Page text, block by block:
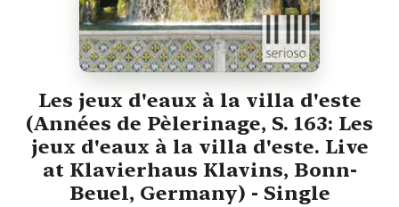
Les jeux d'eaux à la villa d'este
(Années de Pèlerinage, S. 163: Les
jeux d'eaux à la villa d'este. Live
at Klavierhaus Klavins, Bonn-
Beuel, Germany) - Single